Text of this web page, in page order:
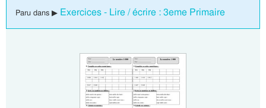
Paru dans ▶ Exercices - Lire / écrire : 3eme Primaire